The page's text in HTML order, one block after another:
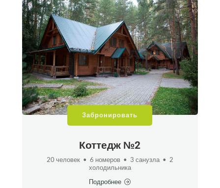
Забронировать
Коттедж №2
20 человек • 6 номеров • 3 санузла • 2
холодильника
Подробнее